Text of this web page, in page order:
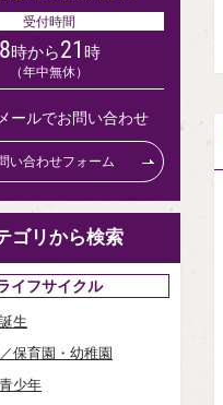
受付時間
8時から21 時
（年中無休）
メールでお問い合わせ
い合わせフォーム
ゴリから検索
イフサイクル
生
保育園・幼稚園
少年